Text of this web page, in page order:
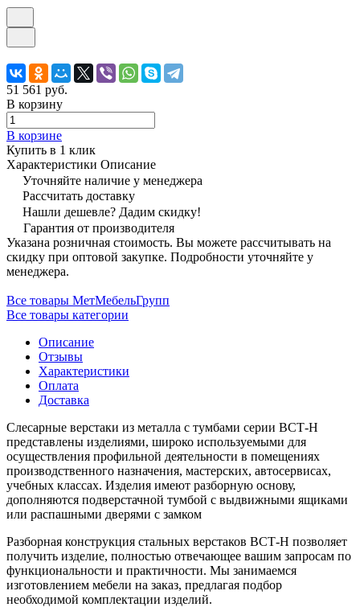
51 561 руб.
В корзину
В корзине
Купить в 1 клик
Характеристики Описание
Уточняйте наличие у менеджера
Рассчитать доставку
Нашли дешевле? Дадим скидку!
Гарантия от производителя
Указана розничная стоимость. Вы можете рассчитывать на
скидку при оптовой закупке. Подробности уточняйте у
менеджера.
Все товары МетМебельГрупп
Все товары категории
Описание
Отзывы
Характеристики
Оплата
Доставка
Слесарные верстаки из металла с тумбами серии ВСТ-Н
представлены изделиями, широко используемыми для
осуществления профильной деятельности в помещениях
производственного назначения, мастерских, автосервисах,
учебных классах. Изделия имеют разборную основу,
дополняются подверстачной тумбой с выдвижными ящиками
или распашными дверями с замком
Разборная конструкция стальных верстаков ВСТ-Н позволяет
получить изделие, полностью отвечающее вашим запросам по
функциональности и практичности. Мы занимаемся
изготовлением мебели на заказ, предлагая подбор
необходимой комплектации изделий.